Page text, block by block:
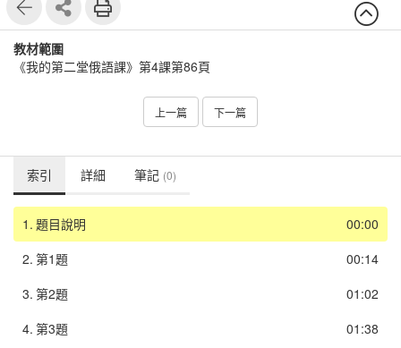
教材範圍
《我的第二堂俄語課》第4課第86頁
上一篇 下一篇
索引 詳細 筆記 (0)
00:00
1. 題目說明
00:14
2. 第1題
01:02
3. 第2題
01:38
4. 第3題